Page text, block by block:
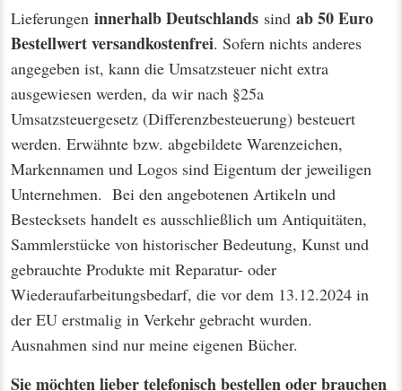
Lieferungen innerhalb Deutschlands sind ab 50 Euro
Bestellwertversandkostenfrei. Sofern nichts anderes
angegeben ist, kann die Umsatzsteuer nicht extra
ausgewiesen werden, da wir nach §25a
Umsatzsteuergesetz (Differenzbesteuerung) besteuert
werden. Erwähnte bzw. abgebildete Warenzeichen,
Markennamen und Logos sind Eigentum der jeweiligen
Unternehmen. Bei den angebotenen Artikeln und
Bestecksets handelt es ausschließlich um Antiquitäten,
Sammlerstücke von historischer Bedeutung, Kunst und
gebrauchte Produkte mit Reparatur- oder
Wiederaufarbeitungsbedarf, die vor dem 13.12.2024 in
der EU erstmalig in Verkehr gebracht wurden.
Ausnahmen sind nur meine eigenen Bücher.
Sie möchten lieber telefonisch bestellen oder brauchen